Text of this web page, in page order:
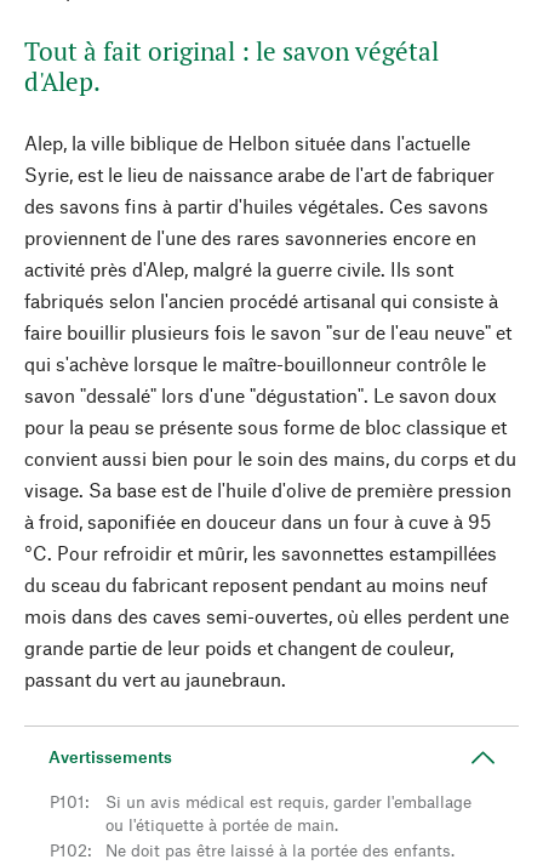
Tout à fait original : le savon végétal
d'Alep.
Alep, la ville biblique de Helbon située dans l'actuelle
Syrie, est le lieu de naissance arabe de l'art de fabriquer
des savons fins à partir d'huiles végétales. Ces savons
proviennent de l'une des rares savonneries encore en
activité près d'Alep, malgré la guerre civile. Ils sont
fabriqués selon l'ancien procédé artisanal qui consiste à
faire bouillir plusieurs fois le savon "sur de l'eau neuve" et
qui s'achève lorsque le maître-bouillonneur contrôle le
savon "dessalé" lors d'une "dégustation". Le savon doux
pour la peau se présente sous forme de bloc classique et
convient aussi bien pour le soin des mains, du corps et du
visage. Sa base est de l'huile d'olive de première pression
à froid, saponifiée en douceur dans un four à cuve à 95
°C. Pour refroidir et mûrir, les savonnettes estampillées
du sceau du fabricant reposent pendant au moins neuf
mois dans des caves semi-ouvertes, où elles perdent une
grande partie de leur poids et changent de couleur,
passant du vert au jaunebraun.
Avertissements
P101:
Si un avis médical est requis, garder l'emballage
ou l'étiquette à portée de main.
P102: Ne doit pas être laissé à la portée des enfants.